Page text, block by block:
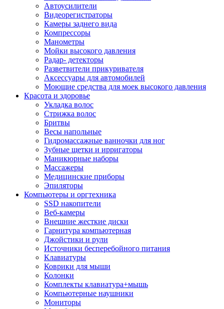
Автоусилители
Видеорегистраторы
Камеры заднего вида
Компрессоры
Манометры
Мойки высокого давления
Радар- детекторы
Разветвители прикуривателя
Аксессуары для автомобилей
Моющие средства для моек высокого давления
Красота и здоровье
Укладка волос
Стрижка волос
Бритвы
Весы напольные
Гидромассажные ванночки для ног
Зубные щетки и ирригаторы
Маникюрные наборы
Массажеры
Медицинские приборы
Эпиляторы
Компьютеры и оргтехника
SSD накопители
Веб-камеры
Внешние жесткие диски
Гарнитура компьютерная
Джойстики и рули
Источники бесперебойного питания
Клавиатуры
Коврики для мыши
Колонки
Комплекты клавиатура+мышь
Компьютерные наушники
Мониторы